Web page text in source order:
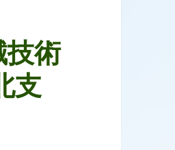
術
支